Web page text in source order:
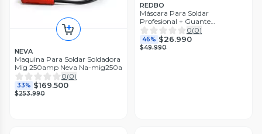
NEVA
Maquina Para Soldar Soldadora
Mig 250amp Neva Na-mig250a
0(0)
33% $169.500
$253.990
REDBO
Máscara Para Soldar
Profesional + Guante
RBLYE95H
0(0)
46% $26.990
$49.990